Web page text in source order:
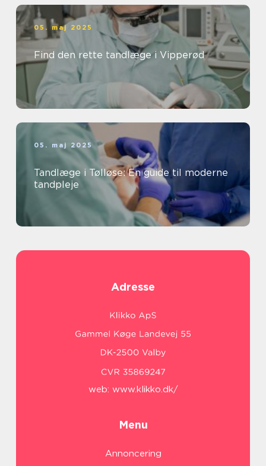
05. maj 2025
Find den rette tandlæge i Vipperød
05. maj 2025
Tandlæge i Tølløse: En guide til moderne
tandpleje
Adresse
web: www.klikko.dk/
Menu
Annoncering